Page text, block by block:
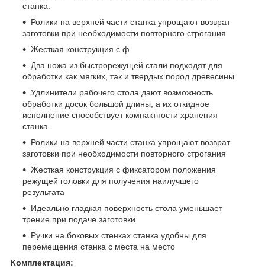
станка.
Ролики на верхней части станка упрощают возврат
заготовки при необходимости повторного строгания
Жесткая конструкция с ф
Два ножа из быстрорежущей стали подходят для
обработки как мягких, так и твердых пород древесины
Удлинители рабочего стола дают возможность
обработки досок большой длины, а их откидное
исполнение способствует компактности хранения
станка.
Ролики на верхней части станка упрощают возврат
заготовки при необходимости повторного строгания
Жесткая конструкция с фиксатором положения
режущей головки для получения наилучшего
результата
Идеально гладкая поверхность стола уменьшает
трение при подаче заготовки
Ручки на боковых стенках станка удобны для
перемещения станка с места на место
Комплектация: